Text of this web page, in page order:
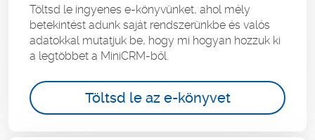
Töltsd le ingyenes e-könyvünket, ahol mély
betekintést adunk saját rendszerünkbe és valós
adatokkal mutatjuk be, hogy mi hogyan hozzuk ki
a legtöbbet a MiniCRM-ből.
Töltsd le az e-könyvet